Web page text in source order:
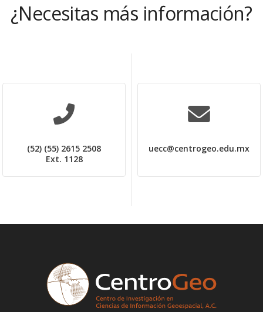
¿Necesitas más información?
(52) (55) 2615 2508
Ext. 1128
uecc@centrogeo.edu.mx